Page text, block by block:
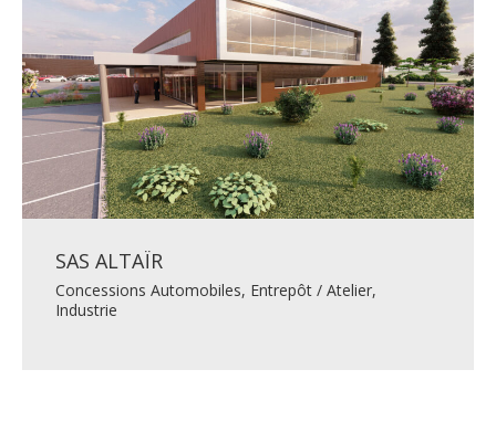
SAS ALTAÏR
Concessions Automobiles, Entrepôt / Atelier,
Industrie